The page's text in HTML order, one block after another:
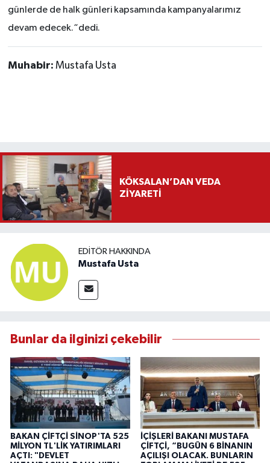
günlerde de halk günleri kapsamında kampanyalarımız
devam edecek.“dedi.
Muhabir: Mustafa Usta
KÖKSALAN’DAN VEDA
ZİYARETİ
EDITÖR HAKKINDA
Mustafa Usta
Bunlar da ilginizi çekebilir
BAKAN ÇİFTÇİ SİNOP'TA 525
MİLYON TL'LİK YATIRIMLARI
AÇTI: "DEVLET
İÇİŞLERİ BAKANI MUSTAFA
ÇİFTÇİ, “BUGÜN 6 BİNANIN
AÇILIŞI OLACAK. BUNLARIN